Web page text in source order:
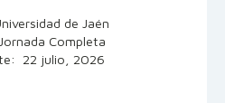
de Jaén
Completa
22 julio, 2026